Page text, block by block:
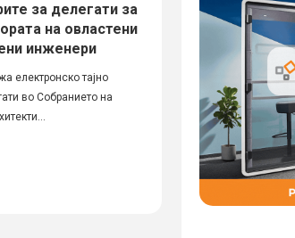
за делегати за
на овластени
инженери
електронско тајно
во Собранието на